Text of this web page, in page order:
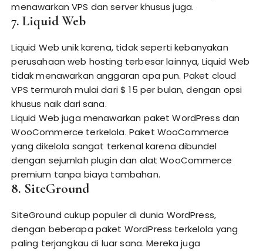
menawarkan VPS dan server khusus juga.
7. Liquid Web
Liquid Web unik karena, tidak seperti kebanyakan
perusahaan web hosting terbesar lainnya, Liquid Web
tidak menawarkan anggaran apa pun. Paket cloud
VPS termurah mulai dari $ 15 per bulan, dengan opsi
khusus naik dari sana.
Liquid Web juga menawarkan paket WordPress dan
WooCommerce terkelola. Paket WooCommerce
yang dikelola sangat terkenal karena dibundel
dengan sejumlah plugin dan alat WooCommerce
premium tanpa biaya tambahan.
8. SiteGround
SiteGround cukup populer di dunia WordPress,
dengan beberapa paket WordPress terkelola yang
paling terjangkau di luar sana. Mereka juga